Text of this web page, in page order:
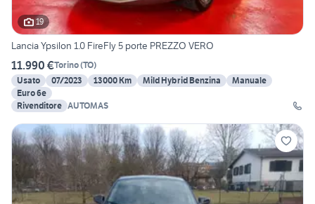
19
Lancia Ypsilon 1.0 FireFly 5 porte PREZZO VERO
11.990 €Torino(TO)
Usato
07/2023 13000 Km Mild Hybrid Benzina
Manuale
Euro 6e
Rivenditore AUTOMAS